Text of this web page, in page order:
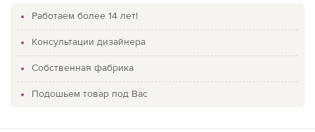
Работаем более 14 лет!
Консультации дизайнера
Собственная фабрика
Подошьем товар под Вас